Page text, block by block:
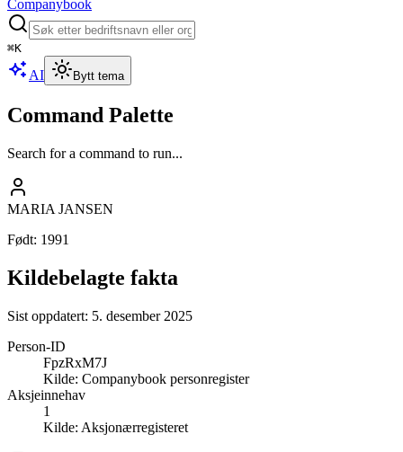
Companybook
⌘K
AI Bytt tema
Command Palette
Search for a command to run...
MARIA JANSEN
Født: 1991
Kildebelagte fakta
Sist oppdatert: 5. desember 2025
Person-ID
FpzRxM7J
Kilde: Companybook personregister
Aksjeinnehav
1
Kilde: Aksjonærregisteret